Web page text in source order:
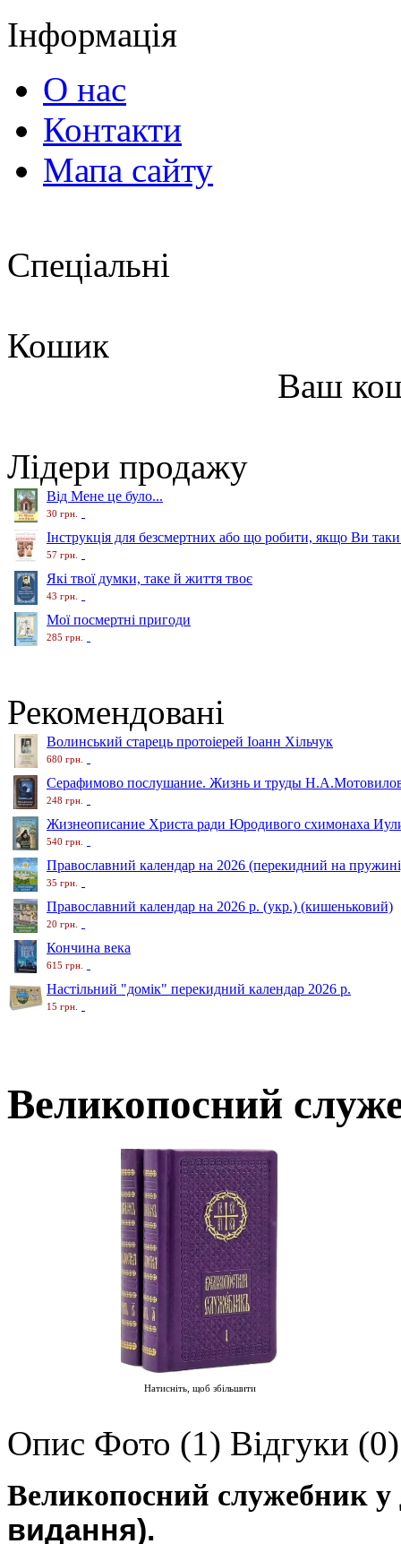
Інформація
О нас
Контакти
Мапа сайту
Спеціальні
Кошик
Ваш
Лідери продажу
Від Мене це було...
30 грн.
Інструкція для безсмертних або що робити, якщо Ви
57 грн.
Які твої думки, таке й життя твоє
43 грн.
Мої посмертні пригоди
285 грн.
Рекомендовані
Волинський старець протоіерей Іоанн Хільчук
680 грн.
Серафимово послушание. Жизнь и труды
248 грн.
Жизнеописание Христа ради Юродивого схимонаха
540 грн.
Православний календар на 2026 (перекидний на
35 грн.
Православний календар на 2026 р. (укр.) (кишеньковий)
20 грн.
Кончина века
615 грн.
Настільний "домік" перекидний календар 2026 р.
15 грн.
Великопосний
Натисніть, щоб збільшити
Опис Фото (1) Відгуки (0)
Великопосний служебник у
видання).